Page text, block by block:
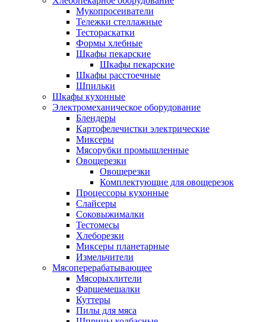
Мукопросеиватели
Тележки стеллажные
Тестораскатки
Формы хлебные
Шкафы пекарские
Шкафы пекарские
Шкафы расстоечные
Шпильки
Шкафы кухонные
Электромеханическое оборудование
Блендеры
Картофелечистки электрические
Миксеры
Мясорубки промышленные
Овощерезки
Овощерезки
Комплектующие для овощерезок
Процессоры кухонные
Слайсеры
Соковыжималки
Тестомесы
Хлеборезки
Миксеры планетарные
Измельчители
Мясоперерабатывающее
Мясорыхлители
Фаршемешалки
Куттеры
Пилы для мяса